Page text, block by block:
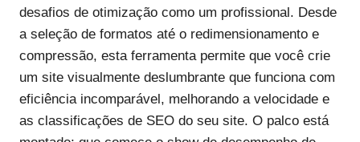
desafios de otimização como um profissional. Desde
a seleção de formatos até o redimensionamento e
compressão, esta ferramenta permite que você crie
um site visualmente deslumbrante que funciona com
eficiência incomparável, melhorando a velocidade e
as classificações de SEO do seu site. O palco está